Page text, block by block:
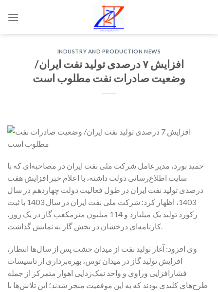
INDUSTRY AND PRODUCTION NEWS
افزایش ۷ درصدی تولید نفت ایران/
وضعیت صادرات نفت مطلوب است
حمید بورد، مدیرعامل شرکت ملی نفت ایران در مصاحبه‌ای که با
سایت اطلاع‌رسانی دولت داشته، با اعلام خبر افزایش هفت
درصدی تولید نفت ایران در طول فعالیت دولت چهاردهم در سال
1403، اظهار کرد: شرکت ملی نفت ایران در سال 1403 با ثبت
رکورد تولید یک میلیارد و 114 میلیون مترمکعب گاز در یک روز،
کارنامه‌ای درخشان در بخش گاز به نمایش گذاشت.
وی افزود: آغاز تولید نفت از میدان خشت پس از سال‌ها انتظار،
افزایش تولید گاز در میدان توس، بهره‌برداری از تاسیسات
فشارافزایی وراوی و واحد نمک‌زدایی اهواز متمرکز از جمله
طرح‌های کلیدی بودند که به این موفقیت منجر شدند؛ این تلاش‌ها با